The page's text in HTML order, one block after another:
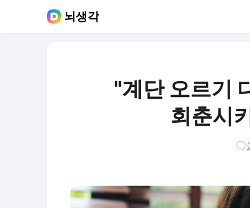
뇌생각
"계단 오르기
회춘시